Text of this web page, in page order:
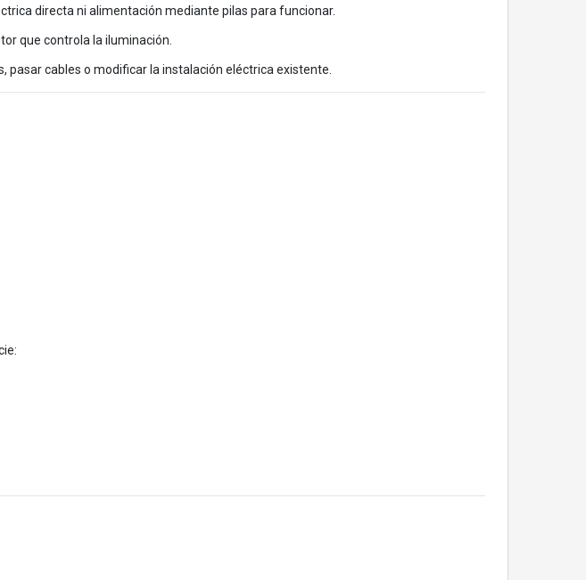
directa ni alimentación mediante pilas para funcionar.
que controla la iluminación.
pasar cables o modificar la instalación eléctrica existente.